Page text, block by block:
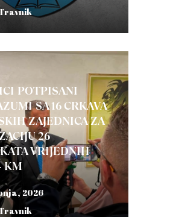
POTPISANI
SA 16 CRKAVA
ZAJEDNICA ZA
26
VRIJEDNIH
KM
2026